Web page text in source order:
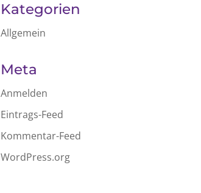
Kategorien
Allgemein
Meta
Anmelden
Eintrags-Feed
Kommentar-Feed
WordPress.org